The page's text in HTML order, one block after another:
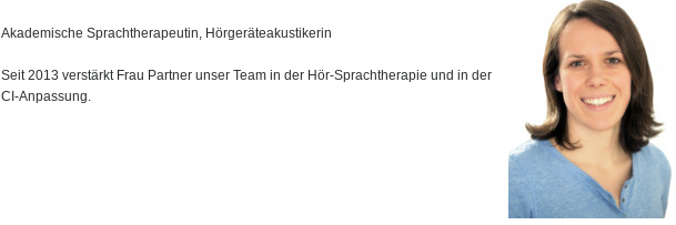
Akademische Sprachtherapeutin, Hörgeräteakustikerin
Seit 2013 verstärkt Frau Partner unser Team in der Hör-Sprachtherapie und in der
CI-Anpassung.